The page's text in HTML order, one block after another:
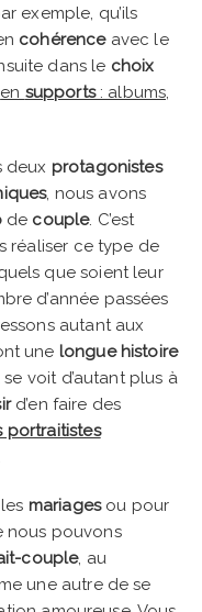
exemple, qu’ils
cohérence avec le
dans le choix
en supports : albums,
deux protagonistes
, nous avons
de couple. C’est
réaliser ce type de
que soient leur
d’année passées
autant aux
une longue histoire
voit d’autant plus à
d’en faire des
portraitistes
mariages ou pour
nous pouvons
couple, au
une autre de se